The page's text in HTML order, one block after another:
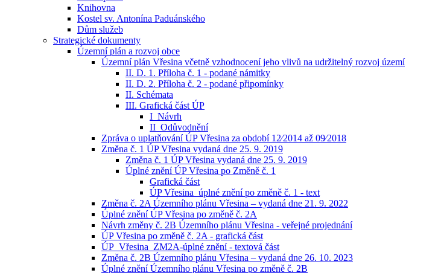
Knihovna
Kostel sv. Antonína Paduánského
Dům služeb
Strategické dokumenty
Územní plán a rozvoj obce
Územní plán Vřesina včetně vzhodnocení jeho vlivů na udržitelný rozvoj území
II. D. 1. Příloha č. 1 - podané námitky
II. D. 2. Příloha č. 2 - podané připomínky
II. Schémata
III. Grafická část ÚP
I_Návrh
II_Odůvodnění
Zpráva o uplatňování ÚP Vřesina za období 12⁄2014 až 09⁄2018
Změna č. 1 ÚP Vřesina vydaná dne 25. 9. 2019
Změna č. 1 ÚP Vřesina vydaná dne 25. 9. 2019
Úplné znění ÚP Vřesina po Změně č. 1
Grafická část
ÚP Vřesina_úplné znění po změně č. 1 - text
Změna č. 2A Územního plánu Vřesina – vydaná dne 21. 9. 2022
Úplné znění ÚP Vřesina po změně č. 2A
Návrh změny č. 2B Územního plánu Vřesina - veřejné projednání
ÚP Vřesina po změně č. 2A - grafická část
ÚP_Vřesina_ZM2A-úplné znění - textová část
Změna č. 2B Územního plánu Vřesina – vydaná dne 26. 10. 2023
Úplné znění Územního plánu Vřesina po změně č. 2B